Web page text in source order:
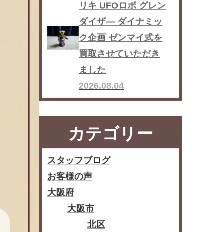
リキ UFOロボ グレン
ダイザ― ダイナミッ
ク企画 ゼンマイ式を
買取させていただき
ました
2026.08.04
カテゴリー
スタッフブログ
お客様の声
大阪府
大阪市
北区